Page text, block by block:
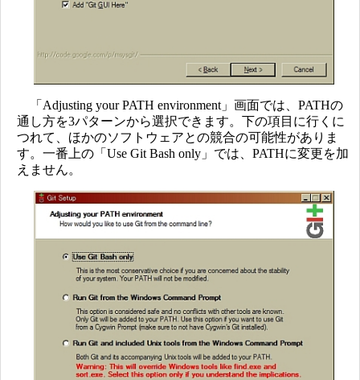
「Adjusting your PATH environment」画面では、PATHの
通し方を3パターンから選択できます。下の項目に行くに
つれて、ほかのソフトウェアとの競合の可能性がありま
す。一番上の「Use Git Bash only」では、PATHに変更を加
えません。